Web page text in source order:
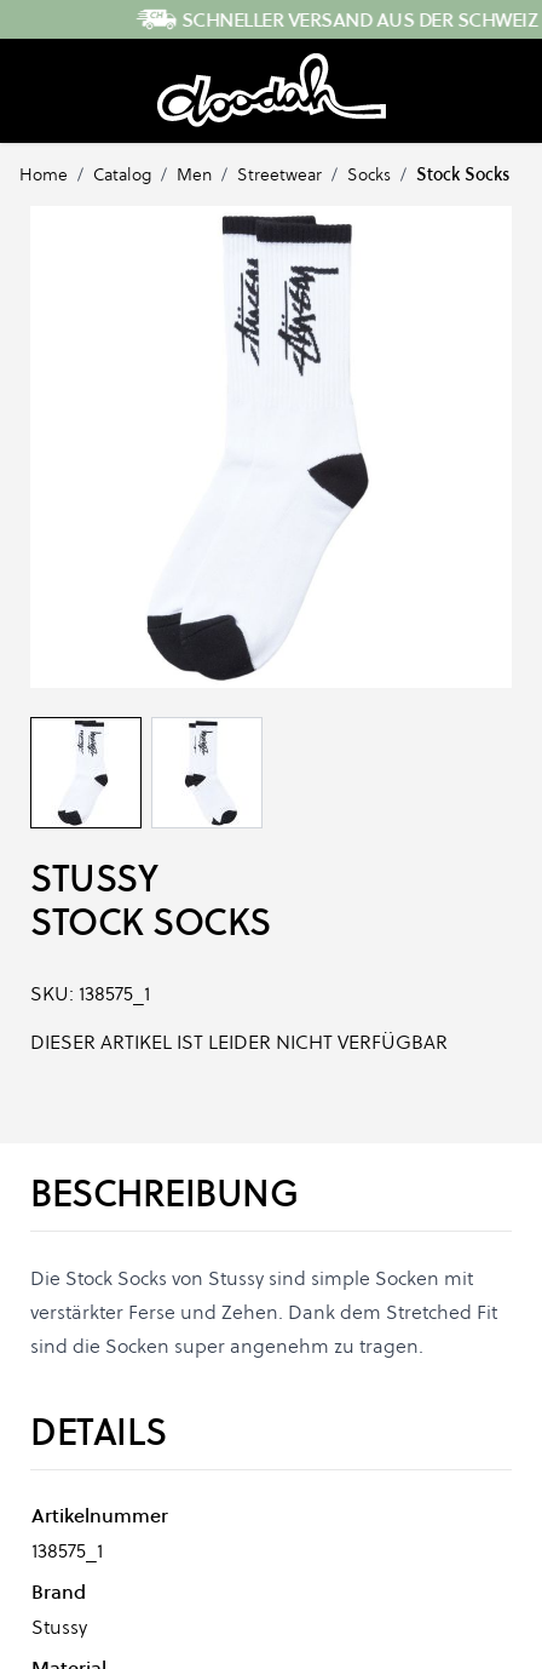
Direkt zum InhaltSCHNELLER VERSAND AUS DER SCHWEIZ
Home / Catalog / Men / Streetwear / Socks / Stock Socks
STUSSY
STOCK SOCKS
SKU: 138575_1
DIESER ARTIKEL IST LEIDER NICHT VERFÜGBAR
BESCHREIBUNG
Die Stock Socks von Stussy sind simple Socken mit
verstärkter Ferse und Zehen. Dank dem Stretched Fit
sind die Socken super angenehm zu tragen.
DETAILS
Artikelnummer
138575_1
Brand
Stussy